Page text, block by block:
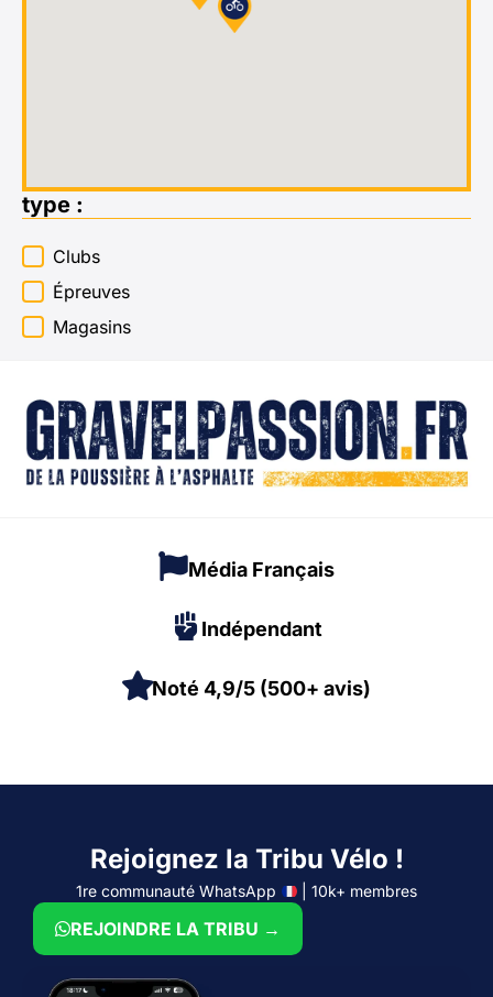
type :
type :
Clubs
Épreuves
Magasins
Média Français
Indépendant
Noté 4,9/5 (500+ avis)
Rejoignez la Tribu Vélo !
1re communauté WhatsApp | 10k+ membres
REJOINDRE LA TRIBU →